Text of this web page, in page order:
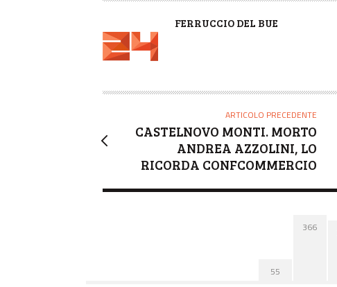
A
R
FERRUCCIO DEL BUE
ARTICOLO PRECEDENTE
CASTELNOVO MONTI. MORTO
ANDREA AZZOLINI, LO
RICORDA CONFCOMMERCIO
55
366